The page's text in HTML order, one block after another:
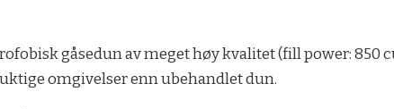
gåsedun av meget høy kvalitet (fill power: 850
omgivelser enn ubehandlet dun.